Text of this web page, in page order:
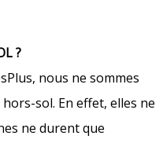
?
nous ne sommes
sol. En effet, elles ne
ne durent que